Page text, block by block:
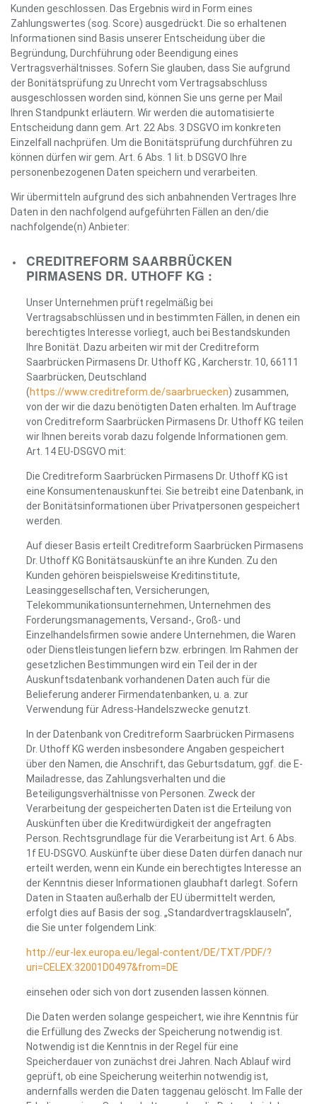
E-Mail
Passwort
Kunden geschlossen. Das Ergebnis wird in Form eines
Zahlungswertes (sog. Score) ausgedrückt. Die so erhaltenen
Informationen sind Basis unserer Entscheidung über die
Begründung, Durchführung oder Beendigung eines
Vertragsverhältnisses. Sofern Sie glauben, dass Sie aufgrund
der Bonitätsprüfung zu Unrecht vom Vertragsabschluss
ausgeschlossen worden sind, können Sie uns gerne per Mail
Ihren Standpunkt erläutern. Wir werden die automatisierte
Entscheidung dann gem. Art. 22 Abs. 3 DSGVO im konkreten
Einzelfall nachprüfen. Um die Bonitätsprüfung durchführen zu
können dürfen wir gem. Art. 6 Abs. 1 lit. b DSGVO Ihre
personenbezogenen Daten speichern und verarbeiten.
Wir übermitteln aufgrund des sich anbahnenden Vertrages Ihre
Daten in den nachfolgend aufgeführten Fällen an den/die
nachfolgende(n) Anbieter:
CREDITREFORM SAARBRÜCKEN
PIRMASENS DR. UTHOFF KG :
Unser Unternehmen prüft regelmäßig bei
Vertragsabschlüssen und in bestimmten Fällen, in denen ein
berechtigtes Interesse vorliegt, auch bei Bestandskunden
Ihre Bonität. Dazu arbeiten wir mit der Creditreform
Saarbrücken Pirmasens Dr. Uthoff KG , Karcherstr. 10, 66111
Saarbrücken, Deutschland
(https://www.creditreform.de/saarbruecken) zusammen,
von der wir die dazu benötigten Daten erhalten. Im Auftrage
von Creditreform Saarbrücken Pirmasens Dr. Uthoff KG teilen
wir Ihnen bereits vorab dazu folgende Informationen gem.
Art. 14 EU-DSGVO mit:
Die Creditreform Saarbrücken Pirmasens Dr. Uthoff KG ist
eine Konsumentenauskunftei. Sie betreibt eine Datenbank, in
der Bonitätsinformationen über Privatpersonen gespeichert
werden.
Auf dieser Basis erteilt Creditreform Saarbrücken Pirmasens
Dr. Uthoff KG Bonitätsauskünfte an ihre Kunden. Zu den
Kunden gehören beispielsweise Kreditinstitute,
Leasinggesellschaften, Versicherungen,
Telekommunikationsunternehmen, Unternehmen des
Forderungsmanagements, Versand-, Groß- und
Einzelhandelsfirmen sowie andere Unternehmen, die Waren
oder Dienstleistungen liefern bzw. erbringen. Im Rahmen der
gesetzlichen Bestimmungen wird ein Teil der in der
Auskunftsdatenbank vorhandenen Daten auch für die
Belieferung anderer Firmendatenbanken, u. a. zur
Verwendung für Adress-Handelszwecke genutzt.
In der Datenbank von Creditreform Saarbrücken Pirmasens
Dr. Uthoff KG werden insbesondere Angaben gespeichert
über den Namen, die Anschrift, das Geburtsdatum, ggf. die E-
Mailadresse, das Zahlungsverhalten und die
Beteiligungsverhältnisse von Personen. Zweck der
Verarbeitung der gespeicherten Daten ist die Erteilung von
Auskünften über die Kreditwürdigkeit der angefragten
Person. Rechtsgrundlage für die Verarbeitung ist Art. 6 Abs.
1f EU-DSGVO. Auskünfte über diese Daten dürfen danach nur
erteilt werden, wenn ein Kunde ein berechtigtes Interesse an
der Kenntnis dieser Informationen glaubhaft darlegt. Sofern
Daten in Staaten außerhalb der EU übermittelt werden,
erfolgt dies auf Basis der sog. „Standardvertragsklauseln“,
die Sie unter folgendem Link:
http://eur-lex.europa.eu/legal-content/DE/TXT/PDF/?
uri=CELEX:32001D0497&from=DE
einsehen oder sich von dort zusenden lassen können.
Die Daten werden solange gespeichert, wie ihre Kenntnis für
die Erfüllung des Zwecks der Speicherung notwendig ist.
Notwendig ist die Kenntnis in der Regel für eine
Speicherdauer von zunächst drei Jahren. Nach Ablauf wird
geprüft, ob eine Speicherung weiterhin notwendig ist,
andernfalls werden die Daten taggenau gelöscht. Im Falle der